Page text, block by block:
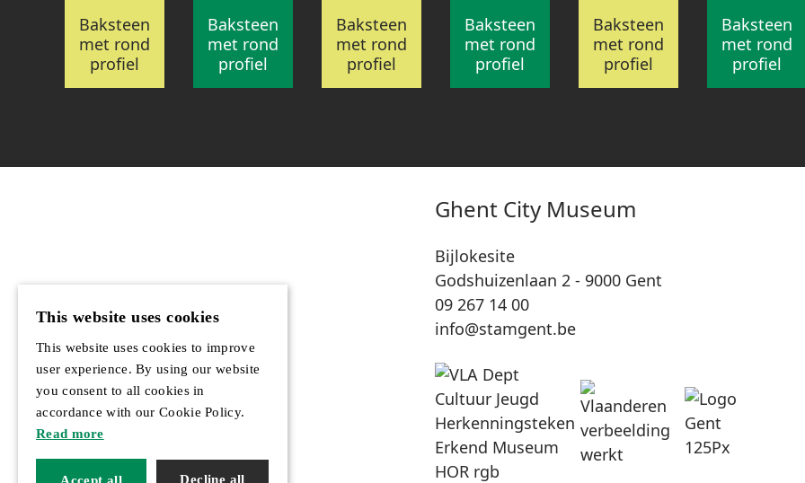
Baksteen
met rond
profiel
Baksteen
met rond
profiel
Baksteen
met rond
profiel
Baksteen
met rond
profiel
Baksteen
met rond
profiel
Baksteen
met rond
profiel
Ghent City Museum
Bijlokesite
Godshuizenlaan 2 - 9000 Gent
09 267 14 00
info@stamgent.be
This website uses cookies
This website uses cookies to improve
user experience. By using our website
you consent to all cookies in
accordance with our Cookie Policy.
Read more
Decline all